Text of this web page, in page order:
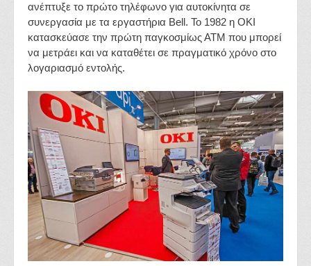
ανέπτυξε το πρώτο τηλέφωνο για αυτοκίνητα σε
συνεργασία με τα εργαστήρια Bell. Το 1982 η OKI
κατασκεύασε την πρώτη παγκοσμίως ΑΤΜ που μπορεί
να μετράει και να καταθέτει σε πραγματικό χρόνο στο
λογαριασμό εντολής.